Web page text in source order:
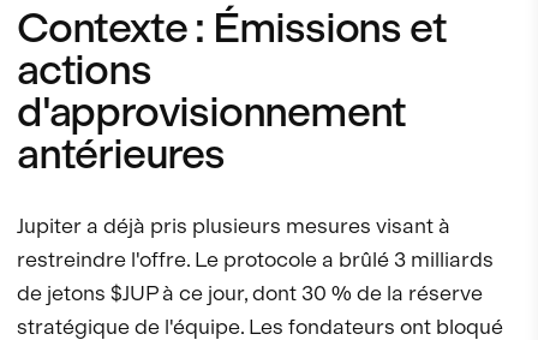
Contexte : Émissions et
actions
d'approvisionnement
antérieures
Jupiter a déjà pris plusieurs mesures visant à
restreindre l'offre. Le protocole a brûlé 3 milliards
de jetons $JUP à ce jour, dont 30 % de la réserve
stratégique de l'équipe. Les fondateurs ont bloqué